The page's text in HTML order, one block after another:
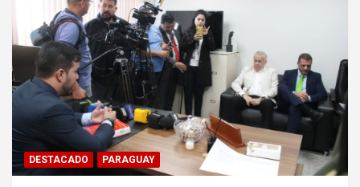
DESTACADO PARAGUAY